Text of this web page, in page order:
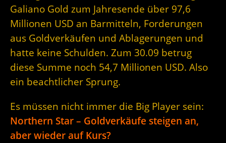
Galiano Gold zum Jahresende über 97,6
Millionen USD an Barmitteln, Forderungen
aus Goldverkäufen und Ablagerungen und
hatte keine Schulden. Zum 30.09 betrug
diese Summe noch 54,7 Millionen USD. Also
ein beachtlicher Sprung.
Es müssen nicht immer die Big Player sein:
Northern Star – Goldverkäufe steigen an,
aber wieder auf Kurs?